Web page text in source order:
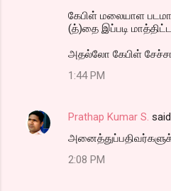
கேபிள் மலையாள
(த்)தை இப்படி
அதல்லோ கேபிள்
1:44 PM
Prathap Kumar S.
2:08 PM